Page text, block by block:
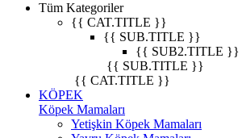
Tüm Kategoriler
{{ CAT.TITLE }}
{{ SUB.TITLE }}
{{ SUB2.TITLE }}
{{ SUB.TITLE }}
{{ CAT.TITLE }}
KÖPEK
Köpek Mamaları
Yetişkin Köpek Mamaları